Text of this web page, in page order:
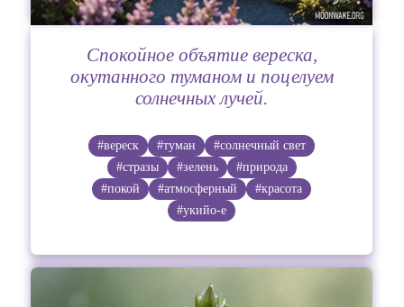
Спокойное объятие вереска,
окутанного туманом и поцелуем
солнечных лучей.
#вереск #туман
#солнечный свет
#стразы
#зелень
#природа
#покой
#атмосферный
#красота
#укийо-е